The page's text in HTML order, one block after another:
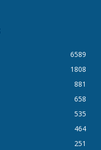
6589
1808
881
658
535
464
251